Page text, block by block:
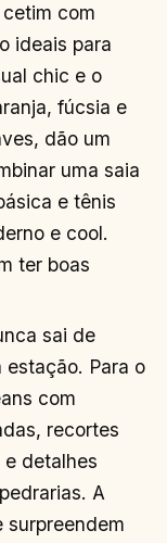
com
ideais para
chic e o
fúcsia e
dão um
uma saia
e tênis
e cool.
ter boas
sai de
Para o
com
recortes
detalhes
A
surpreendem